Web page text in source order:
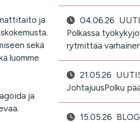
ja
sekä
luomme
ja
04.06.26
Polkassa
rytmittää
21.05.26
JohtajuusPolku
15.05.26